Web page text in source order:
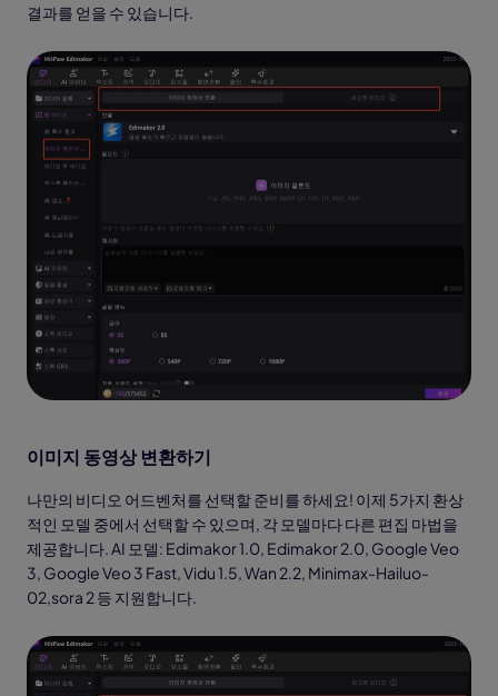
결과를 얻을 수 있습니다.
이미지 동영상 변환하기
나만의 비디오 어드벤처를 선택할 준비를 하세요! 이제 5가지 환상
적인 모델 중에서 선택할 수 있으며, 각 모델마다 다른 편집 마법을
제공합니다. AI 모델: Edimakor 1.0, Edimakor 2.0, Google Veo
3, Google Veo 3 Fast, Vidu 1.5, Wan 2.2, Minimax-Hailuo-
02,sora 2 등 지원합니다.